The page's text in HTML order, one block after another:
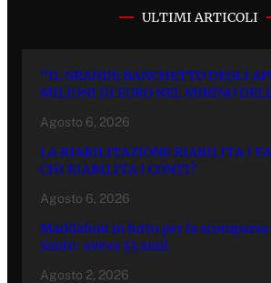
ULTIMI ARTICOLI
“IL GRANDE BANCHETTO DEGLI
MILIONI DI EURO NEL MIRINO
Agosto 6, 2026
LA RIABILITAZIONE RIABILITA I
CHI RIABILITA I CONTI?
Agosto 6, 2026
Maddaloni in lutto per la
Santo: aveva 53 anni
Agosto 2, 2026